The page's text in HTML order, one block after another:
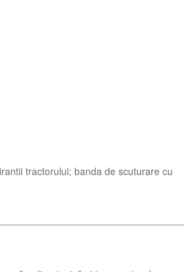
tractorului; banda de scuturare cu